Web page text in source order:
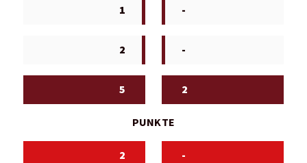
1 -
2 -
5 2
PUNKTE
2 -